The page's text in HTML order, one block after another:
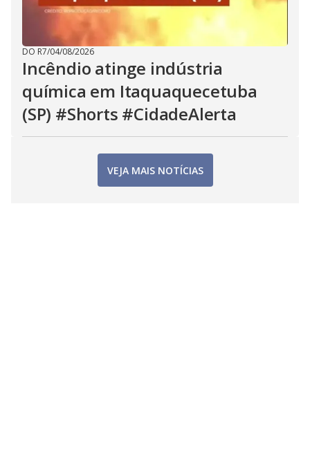
DO R7/04/08/2026
Incêndio atinge indústria
química em Itaquaquecetuba
(SP) #Shorts #CidadeAlerta
VEJA MAIS NOTÍCIAS